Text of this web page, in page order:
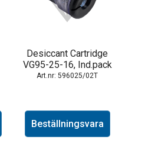
Desiccant Cartridge
VG95-25-16, Ind.pack
596025/02T
Beställningsvara